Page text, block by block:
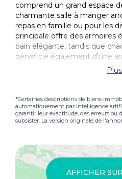
comprend un grand espace
charmante salle à manger
repas en famille ou pour les
principale offre des armoires
bain élégante, tandis que
bénéficie également d'une
propre salle de bain, assurant
commodité. Un espace de
détendre. Un Terrasse sur le
panoramiques encore plus.
fonctionnalités modernes,
emplacement imbattable,
ses systèmes efficaces, ce
retraite de vacances parfaite.
Plus
*Certaines descriptions de biens
automatiquement par intelligence
garantir leur exactitude, des erreurs ou
subsister. La version originale de
AFFICHER